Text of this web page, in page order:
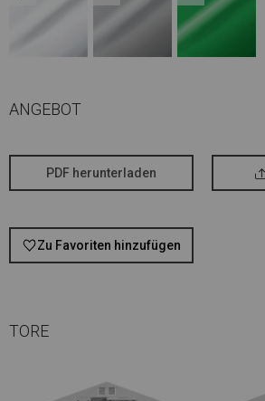
ANGEBOT
PDF herunterladen
Zu Favoriten hinzufügen
TORE